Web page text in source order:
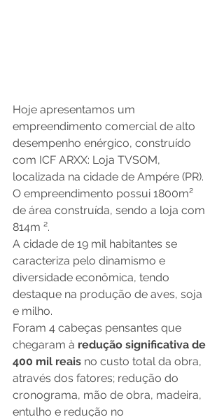
Hoje apresentamos um
empreendimento comercial de alto
desempenho enérgico, construído
com ICF ARXX: Loja TVSOM,
localizada na cidade de Ampére (PR).
O empreendimento possui 1800m²
de área construída, sendo a loja com
814m ².
A cidade de 19 mil habitantes se
caracteriza pelo dinamismo e
diversidade econômica, tendo
destaque na produção de aves, soja
e milho.
Foram 4 cabeças pensantes que
chegaram à redução significativa de
400 mil reais no custo total da obra,
através dos fatores; redução do
cronograma, mão de obra, madeira,
entulho e redução no